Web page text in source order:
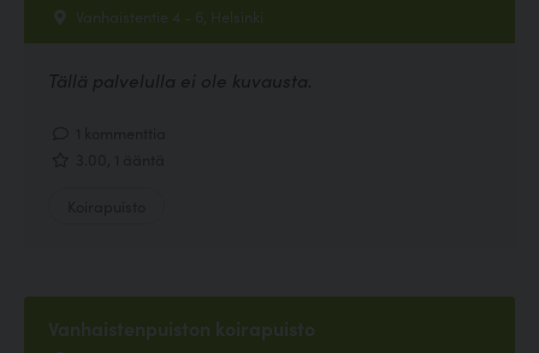
Vanhaistentie 4 - 6, Helsinki
Tällä palvelulla ei ole kuvausta.
Vanhaistenpuiston koirapuisto